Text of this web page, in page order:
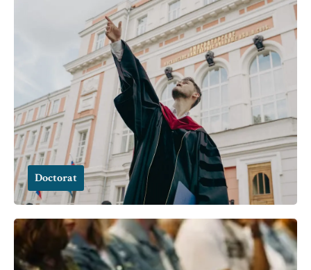
Doctorat